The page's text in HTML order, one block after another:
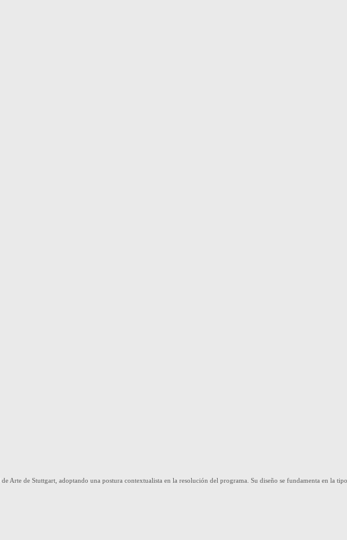
Arte de Stuttgart, adoptando una postura contextualista en la resolución del programa. Su diseño se fundamenta en la